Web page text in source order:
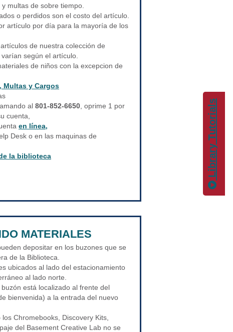
Library Tutorials
multas de sobre tiempo.
o perdidos son el costo del artículo.
artículo por día para la mayoría de los
de nuestra colección de
varían según el artículo.
de niños con la excepcion de
Multas y Cargos
al 801-852-6650 , oprime 1 por
cuenta,
en línea,
Desk o en las maquinas de
la biblioteca
MATERIALES
depositar en los buzones que se
de la Biblioteca.
ubicados al lado del estacionamiento
al lado norte.
está localizado al frente del
bienvenida) a la entrada del nuevo
Chromebooks, Discovery Kits,
del Basement Creative Lab no se